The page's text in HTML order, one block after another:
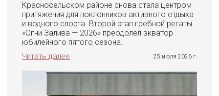
Красносельском районе снова стала центром
притяжения для поклонников активного отдыха
и водного спорта. Второй этап гребной регаты
«Огни Залива — 2026» преодолел экватор
юбилейного пятого сезона.
Читать далее
25 июля 2026 г.